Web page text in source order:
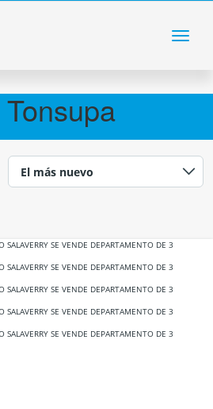
Tonsupa